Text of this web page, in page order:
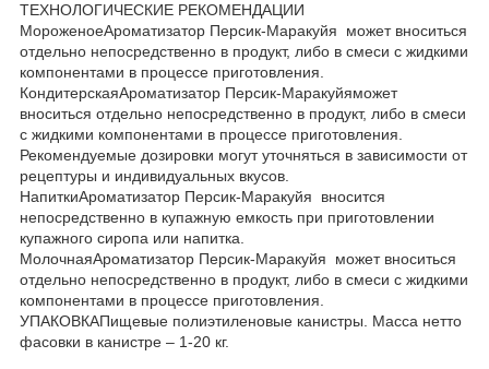
ТЕХНОЛОГИЧЕСКИЕ РЕКОМЕНДАЦИИ
МороженоеАроматизатор Персик-Маракуйя может вноситься
отдельно непосредственно в продукт, либо в смеси с жидкими
компонентами в процессе приготовления.
КондитерскаяАроматизатор Персик-Маракуйяможет
вноситься отдельно непосредственно в продукт, либо в смеси
с жидкими компонентами в процессе приготовления.
Рекомендуемые дозировки могут уточняться в зависимости от
рецептуры и индивидуальных вкусов.
НапиткиАроматизатор Персик-Маракуйя вносится
непосредственно в купажную емкость при приготовлении
купажного сиропа или напитка.
МолочнаяАроматизатор Персик-Маракуйя может вноситься
отдельно непосредственно в продукт, либо в смеси с жидкими
компонентами в процессе приготовления.
УПАКОВКАПищевые полиэтиленовые канистры. Масса нетто
фасовки в канистре – 1-20 кг.